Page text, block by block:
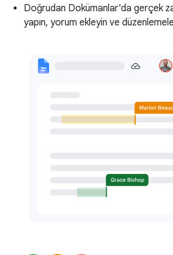
Doğrudan Dokümanlar'da gerçek
yapın, yorum ekleyin ve